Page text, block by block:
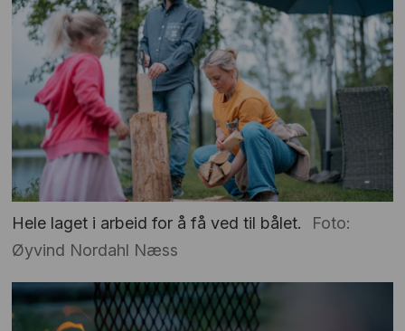
Hele laget i arbeid for å få ved til bålet.
Foto:
Øyvind Nordahl Næss